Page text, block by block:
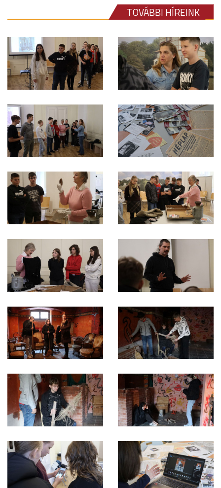
TOVÁBBI HÍREINK